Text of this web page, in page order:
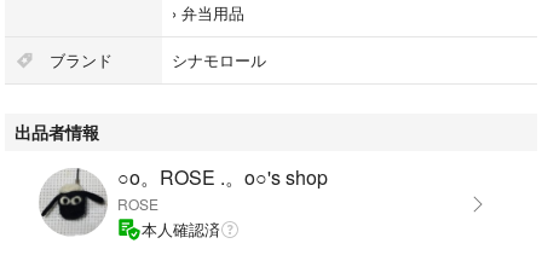
› 弁当用品
ブランド シナモロール
出品者情報
○o。ROSE .。o○'s shop
ROSE
本人確認済